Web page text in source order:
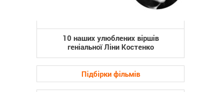
10 наших улюблених віршів
геніальної Ліни Костенко
Підбірки фільмів